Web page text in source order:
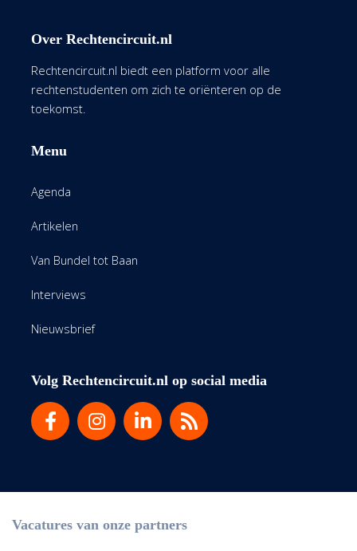
Over Rechtencircuit.nl
Rechtencircuit.nl biedt een platform voor alle
rechtenstudenten om zich te oriënteren op de
toekomst.
Menu
Agenda
Artikelen
Van Bundel tot Baan
Interviews
Nieuwsbrief
Volg Rechtencircuit.nl op social media
Vacatures van onze partners